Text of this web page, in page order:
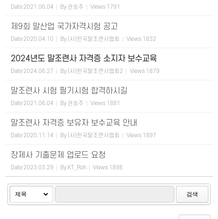
Date 2021.06.04 By 권승주 Views 1791
제9회 말산업 국가자격시험 공고
Date 2020.04.10 By (사)한국말조련사협회 Views 1832
2024년도 말조련사 자격증 소지자 보수교육
Date 2024.06.27 By (사)한국말조련사협회2 Views 1879
말조련사 시험 필기시험 합격하시길
Date 2021.06.04 By 권승주 Views 1881
말조련사 자격증 보유자 보수교육 안내
Date 2020.11.14 By (사)한국말조련사협회 Views 1897
장제사 기출문제 업로드 요청
Date 2023.03.29 By KT_Roh Views 1898
검색